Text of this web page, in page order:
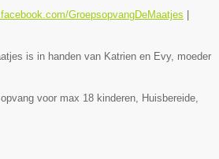
GroepsopvangDeMaatjes
is in handen van Katrien en Evy, moeder
voor max 18 kinderen, Huisbereide,